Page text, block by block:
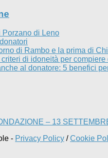
Porzano di Leno
di Rambo e la prima di
di idoneità per compiere
al donatore: 5 benefici
– 13
- Privacy Policy /Cookie